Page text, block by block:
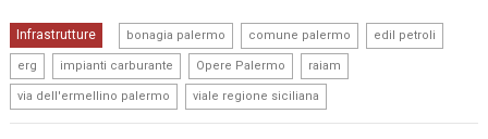
Infrastrutture bonagia palermo comune palermo edil petroli
erg impianti carburante Opere Palermo raiam
via dell'ermellino palermo viale regione siciliana